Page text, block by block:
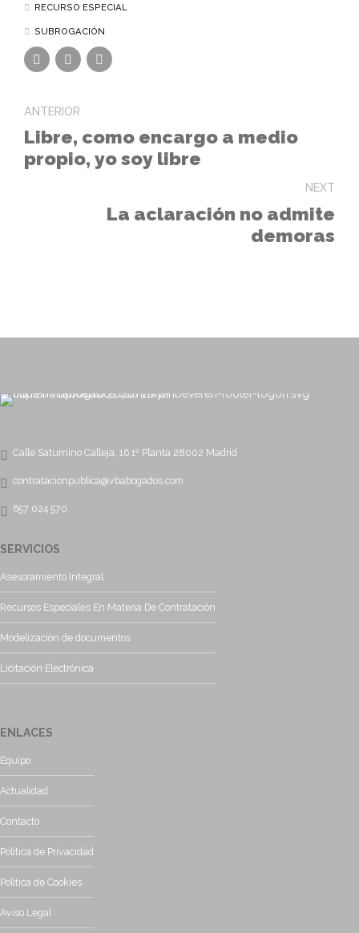
RECURSO ESPECIAL
SUBROGACIÓN
ANTERIOR
Libre, como encargo a medio
propio, yo soy libre
NEXT
La aclaración no admite
demoras
Calle Saturnino Calleja, 16 1ª Planta 28002 Madrid
contratacionpublica@vbabogados.com
657 024 570
SERVICIOS
Asesoramiento Integral
Recursos Especiales En Materia De Contratación
Modelización de documentos
Licitación Electrónica
ENLACES
Equipo
Actualidad
Contacto
Política de Privacidad
Política de Cookies
Aviso Legal